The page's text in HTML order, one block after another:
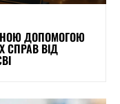
ДОПОМОГОЮ
СПРАВ ВІД